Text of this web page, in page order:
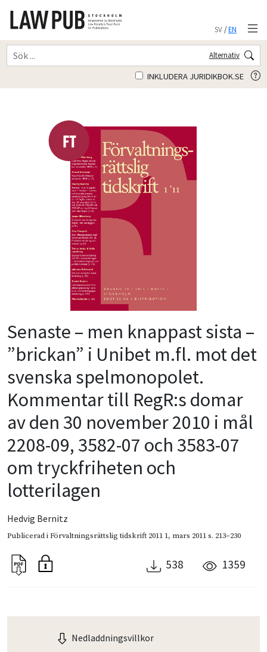
SV/EN
Alternativ
INKLUDERA JURIDIKBOK.SE
Senaste – men knappast sista –
”brickan” i Unibet m.fl. mot det
svenska spelmonopolet.
Kommentar till RegR:s domar
av den 30 november 2010 i mål
2208-09, 3582-07 och 3583-07
om tryckfriheten och
lotterilagen
Hedvig Bernitz
Publicerad iFörvaltningsrättslig tidskrift 2011 1, mars 2011s. 213–230
538 1359
Nedladdningsvillkor